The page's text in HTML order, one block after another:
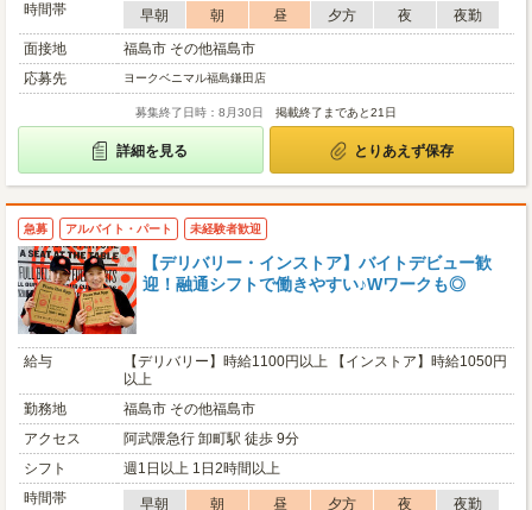
時間帯
早朝 朝 昼 夕方 夜
夜勤
面接地
福島市 その他福島市
応募先
ヨークベニマル福島鎌田店
募集終了日時：8月30日 掲載終了まであと21日
詳細を見る とりあえず保存
急募 アルバイト・パート 未経験者歓迎
【デリバリー・インストア】バイトデビュー歓
迎！融通シフトで働きやすい♪Wワークも◎
給与
【デリバリー】時給1100円以上 【インストア】時給1050円
以上
勤務地
福島市 その他福島市
アクセス
阿武隈急行 卸町駅 徒歩 9分
シフト
週1日以上 1日2時間以上
時間帯
早朝 朝 昼 夕方 夜
夜勤